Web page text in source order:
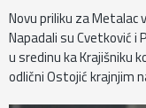
Novu priliku za Metalac
Napadali su Cvetković i
u sredinu ka Krajišniku
odlični Ostojić krajnjim